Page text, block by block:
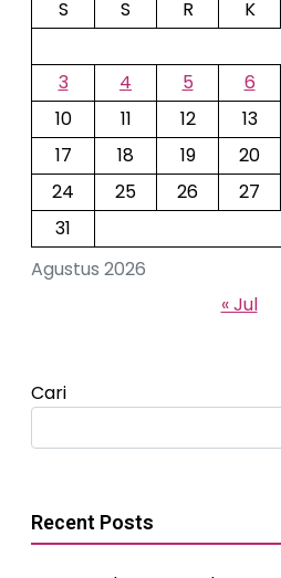
Agustus 2026
S S R K
3
4 5 6
10
11 12 13
17
18 19 20
24
25 26 27
31
« Jul
Cari
Recent Posts